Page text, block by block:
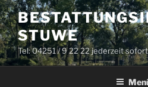
Zum
Inhalt
springenSTUWE
Tel: 04251 / 9 22 22 jederzeit